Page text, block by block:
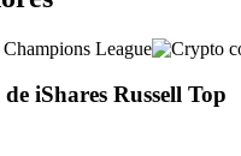
iShares Russell Top